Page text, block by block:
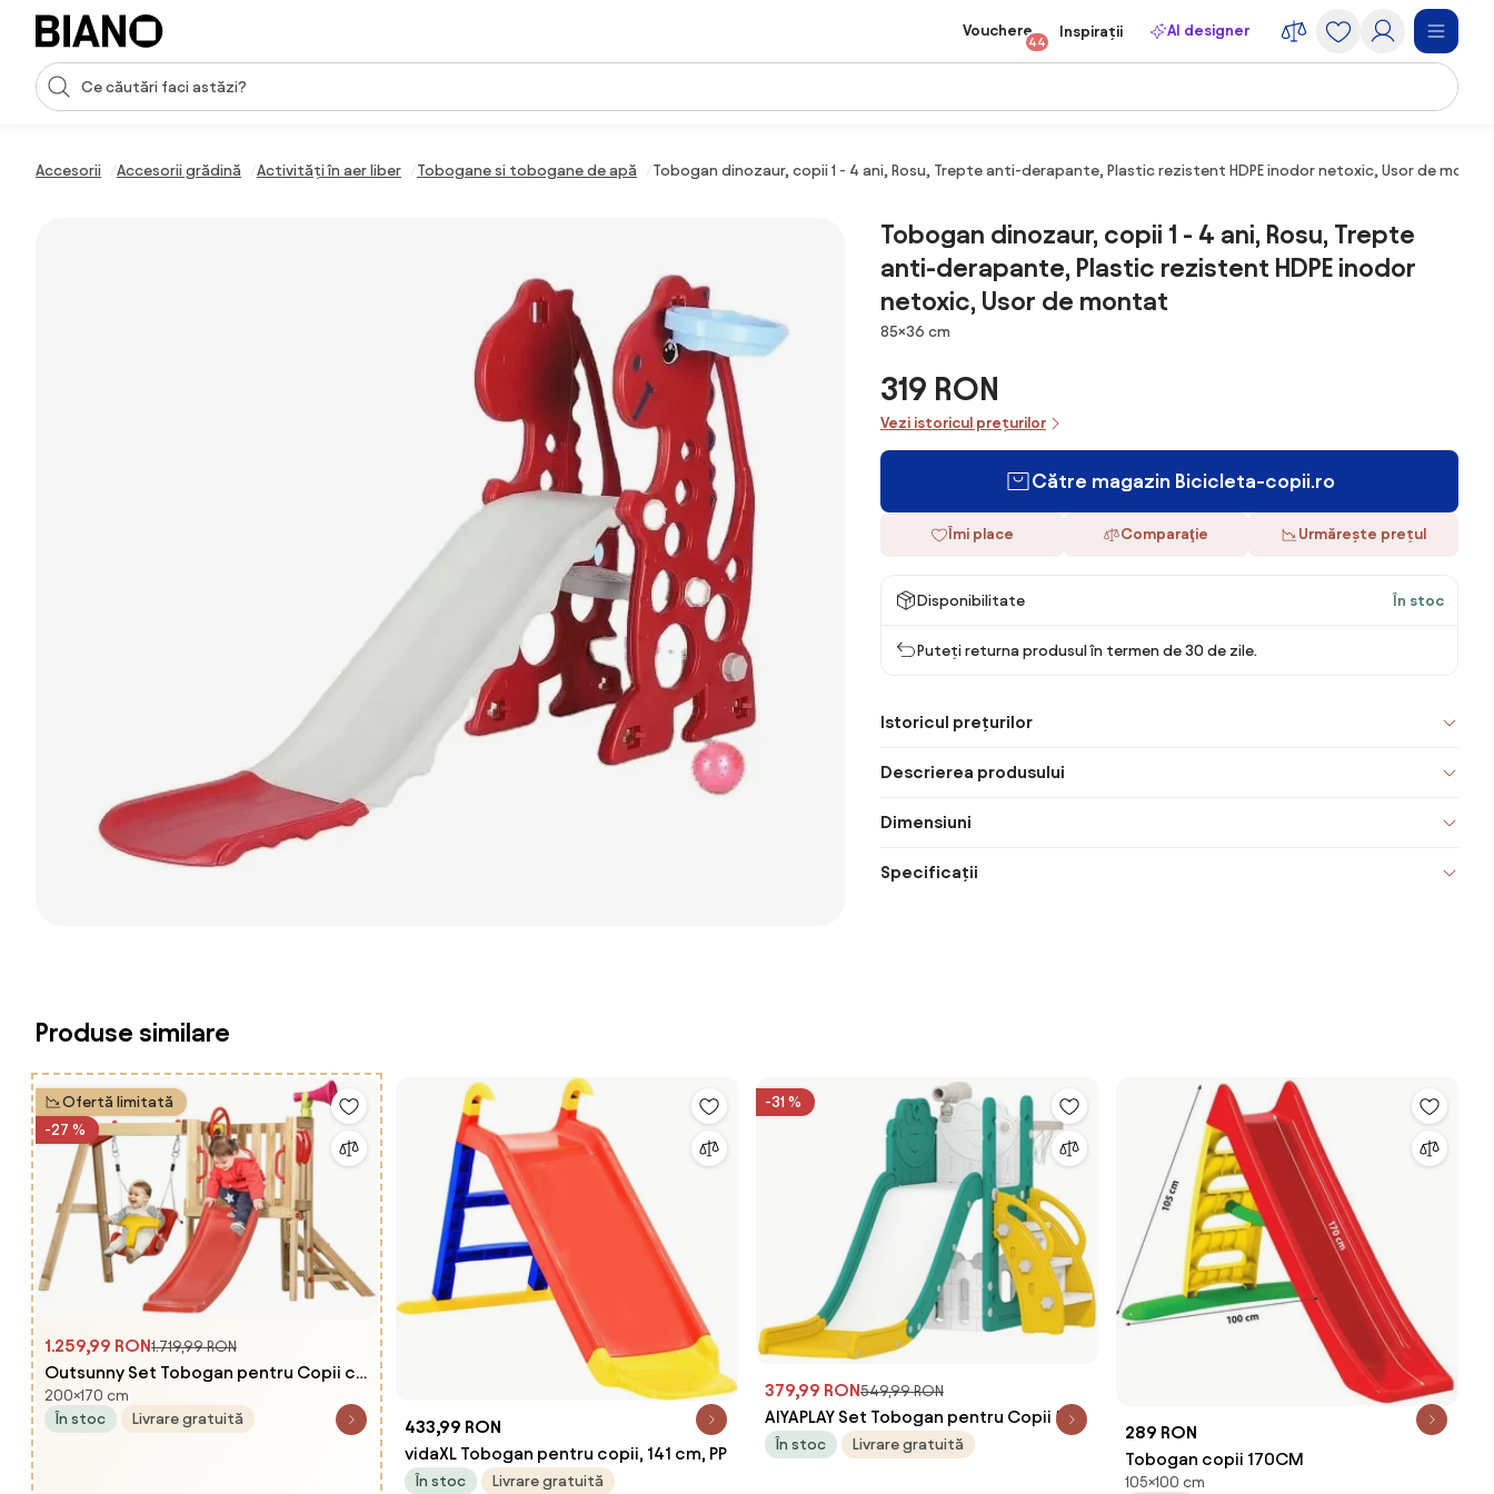
Sari peste navigare, accesează conținutul
Introducerea căutării
Vouchere
44
Inspirații AI designer
Accesorii Accesorii grădină Activități în aer liber Tobogane si tobogane de apă Tobogan dinozaur, copii 1 - 4 ani, Rosu, Trepte anti-derapante, Plastic rezistent HDPE inodor netoxic, Usor de
Tobogan dinozaur, copii 1 - 4 ani, Rosu, Trepte
anti-derapante, Plastic rezistent HDPE inodor
netoxic, Usor de montat
Dimensiuni
85×36 cm
319 RON
Vezi istoricul prețurilor
Către magazin Bicicleta-copii.ro
Îmi place Comparaţie Urmărește prețul
Disponibilitate În stoc
Puteți returna produsul în termen de 30 de zile.
Istoricul prețurilor
Descrierea produsului
Dimensiuni
Specificații
Produse similare
Ofertă limitată
-27 %
1.259,99 RON1.719,99 RON
Outsunny Set Tobogan pentru Copii cu
Leagăn de Grădină, Volan și Corn Sonor,
170x200x118 cm, Roșu | Aosom Romania
200×170 cm
În stoc
Livrare gratuită
433,99 RON
vidaXL Tobogan pentru copii, 141 cm, PP
În stoc Livrare gratuită
-31 %
379,99 RON549,99 RON
AIYAPLAY Set Tobogan pentru Copii 5 în
1 Coș și Telescop Vârsta 1-3 Ani Galben
În stoc Livrare gratuită
289 RON
Tobogan copii 170CM
105×100 cm